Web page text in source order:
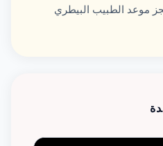
عمل. احجز موعد الطبيب البيطري